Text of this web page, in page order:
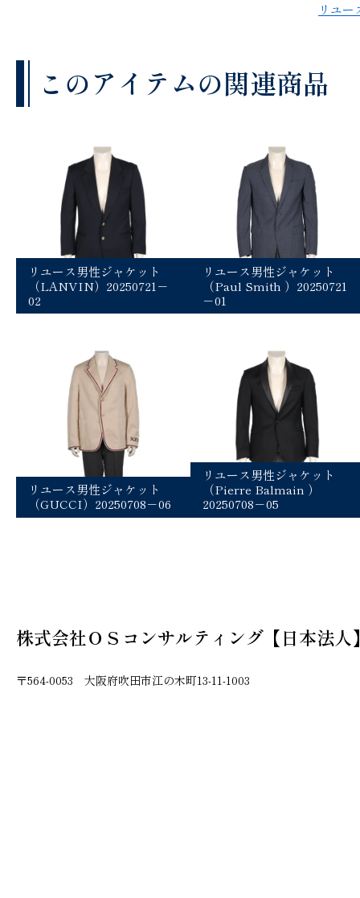
リユ
このアイテムの関連商品
リユース男性ジャケット
（LANVIN）20250721－
02
リユース男性ジャケット
（Paul Smith ）20250721
－01
リユース男性ジャケット
（GUCCI）20250708－06
リユース男性ジャケット
（Pierre Balmain ）
20250708－05
株式会社ＯＳコンサルティング【日本法人
〒564-0053 大阪府吹田市江の木町13-11-1003